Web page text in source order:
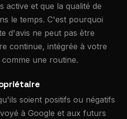
active et que la qualité de
le temps. C'est pourquoi
d'avis ne peut pas être
continue, intégrée à votre
une routine.
soient positifs ou négatifs
à Google et aux futurs